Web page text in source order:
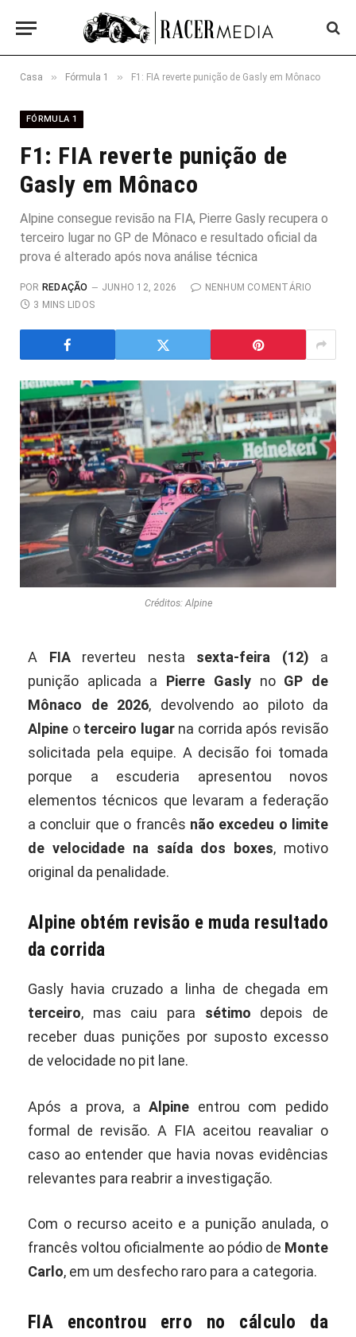
Casa » Fórmula 1 » F1: FIA reverte punição de Gasly em Mônaco
FÓRMULA 1
F1: FIA reverte punição de
Gasly em Mônaco
Alpine consegue revisão na FIA, Pierre Gasly recupera o
terceiro lugar no GP de Mônaco e resultado oficial da
prova é alterado após nova análise técnica
POR REDAÇÃO JUNHO 12, 2026
NENHUM COMENTÁRIO
3 MINS LIDOS
Créditos: Alpine
A FIAreverteu nesta sexta-feira (12) a
punição aplicada a Pierre Gaslyno GP de
Mônaco de 2026, devolvendo ao piloto da
Alpine o terceiro lugarna corrida após revisão
solicitada pela equipe. A decisão foi tomada
porque a escuderia apresentou novos
elementos técnicos que levaram a federação
a concluir que o francês não excedeu o limite
de velocidade na saída dos boxes, motivo
original da penalidade.
Alpine obtém revisão e muda resultado
da corrida
Gasly havia cruzado a linha de chegada em
terceiro, mas caiu para sétimo depois de
receber duas punições por suposto excesso
de velocidade no pit lane.
Após a prova, aAlpine entrou com pedido
formal de revisão. A FIA aceitou reavaliar o
caso ao entender que havia novas evidências
relevantes para reabrir a investigação.
Com o recurso aceito e a punição anulada, o
francês voltou oficialmente ao pódio de Monte
Carlo, em um desfecho raro para a categoria.
FIA encontrou erro no cálculo da